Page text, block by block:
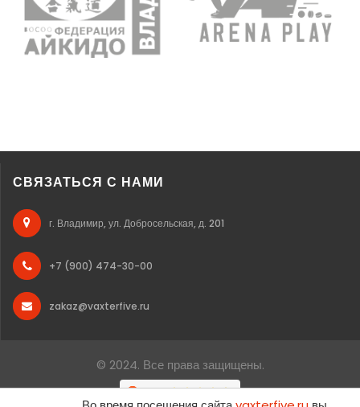
СВЯЗАТЬСЯ С НАМИ
г. Владимир, ул. Добросельская, д. 201
+7 (900) 474-30-00
zakaz@vaxterfive.ru
© 2024. Все права защищены.